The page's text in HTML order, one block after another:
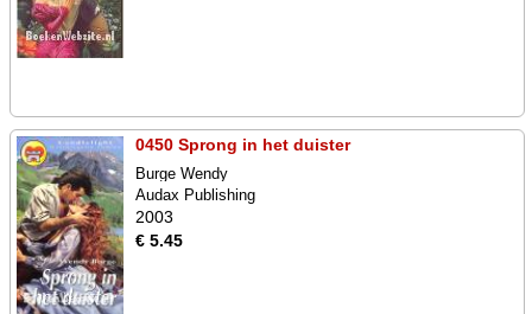
0450 Sprong in het duister
Burge Wendy
Audax Publishing
2003
€ 5.45